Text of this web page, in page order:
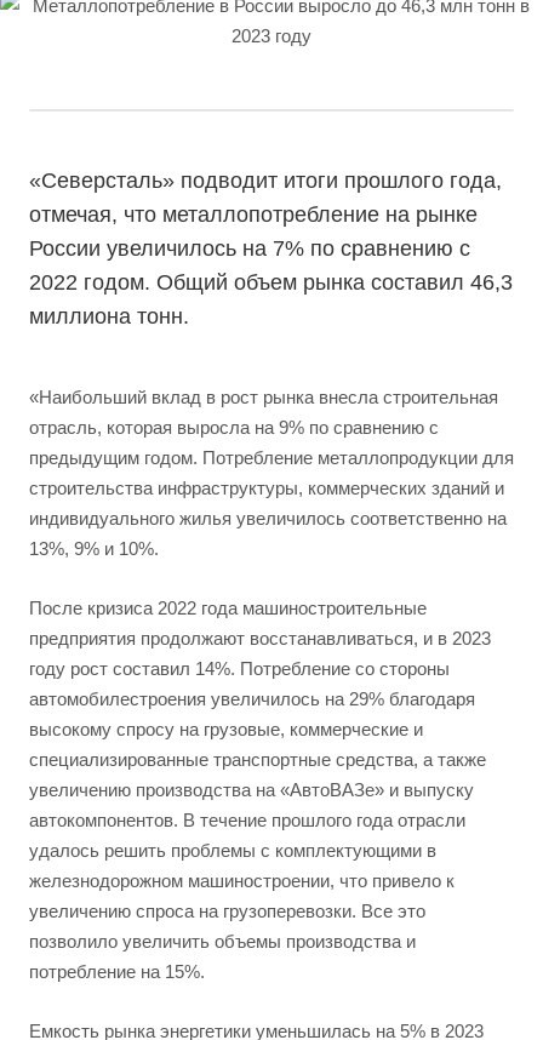
«Северсталь» подводит итоги прошлого года,
отмечая, что металлопотребление на рынке
России увеличилось на 7% по сравнению с
2022 годом. Общий объем рынка составил 46,3
миллиона тонн.
«Наибольший вклад в рост рынка внесла строительная
отрасль, которая выросла на 9% по сравнению с
предыдущим годом. Потребление металлопродукции для
строительства инфраструктуры, коммерческих зданий и
индивидуального жилья увеличилось соответственно на
13%, 9% и 10%.
После кризиса 2022 года машиностроительные
предприятия продолжают восстанавливаться, и в 2023
году рост составил 14%. Потребление со стороны
автомобилестроения увеличилось на 29% благодаря
высокому спросу на грузовые, коммерческие и
специализированные транспортные средства, а также
увеличению производства на «АвтоВАЗе» и выпуску
автокомпонентов. В течение прошлого года отрасли
удалось решить проблемы с комплектующими в
железнодорожном машиностроении, что привело к
увеличению спроса на грузоперевозки. Все это
позволило увеличить объемы производства и
потребление на 15%.
Емкость рынка энергетики уменьшилась на 5% в 2023